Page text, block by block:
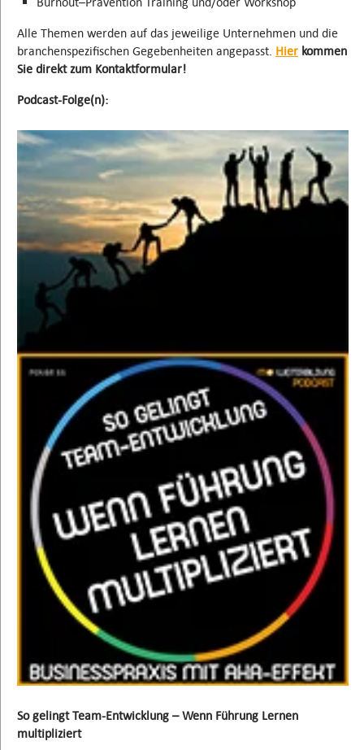
Alle Themen werden auf das jeweilige Unternehmen und die
branchenspezifischen Gegebenheiten angepasst. Hier kommen
Sie direkt zum Kontaktformular!
Podcast-Folge(n):
So gelingt Team-Entwicklung – Wenn Führung Lernen
multipliziert